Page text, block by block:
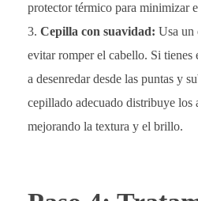
protector térmico para minimizar
Cepilla con suavidad: Usa un
evitar romper el cabello. Si tienes
a desenredar desde las puntas y
cepillado adecuado distribuye los
mejorando la textura y el brillo.